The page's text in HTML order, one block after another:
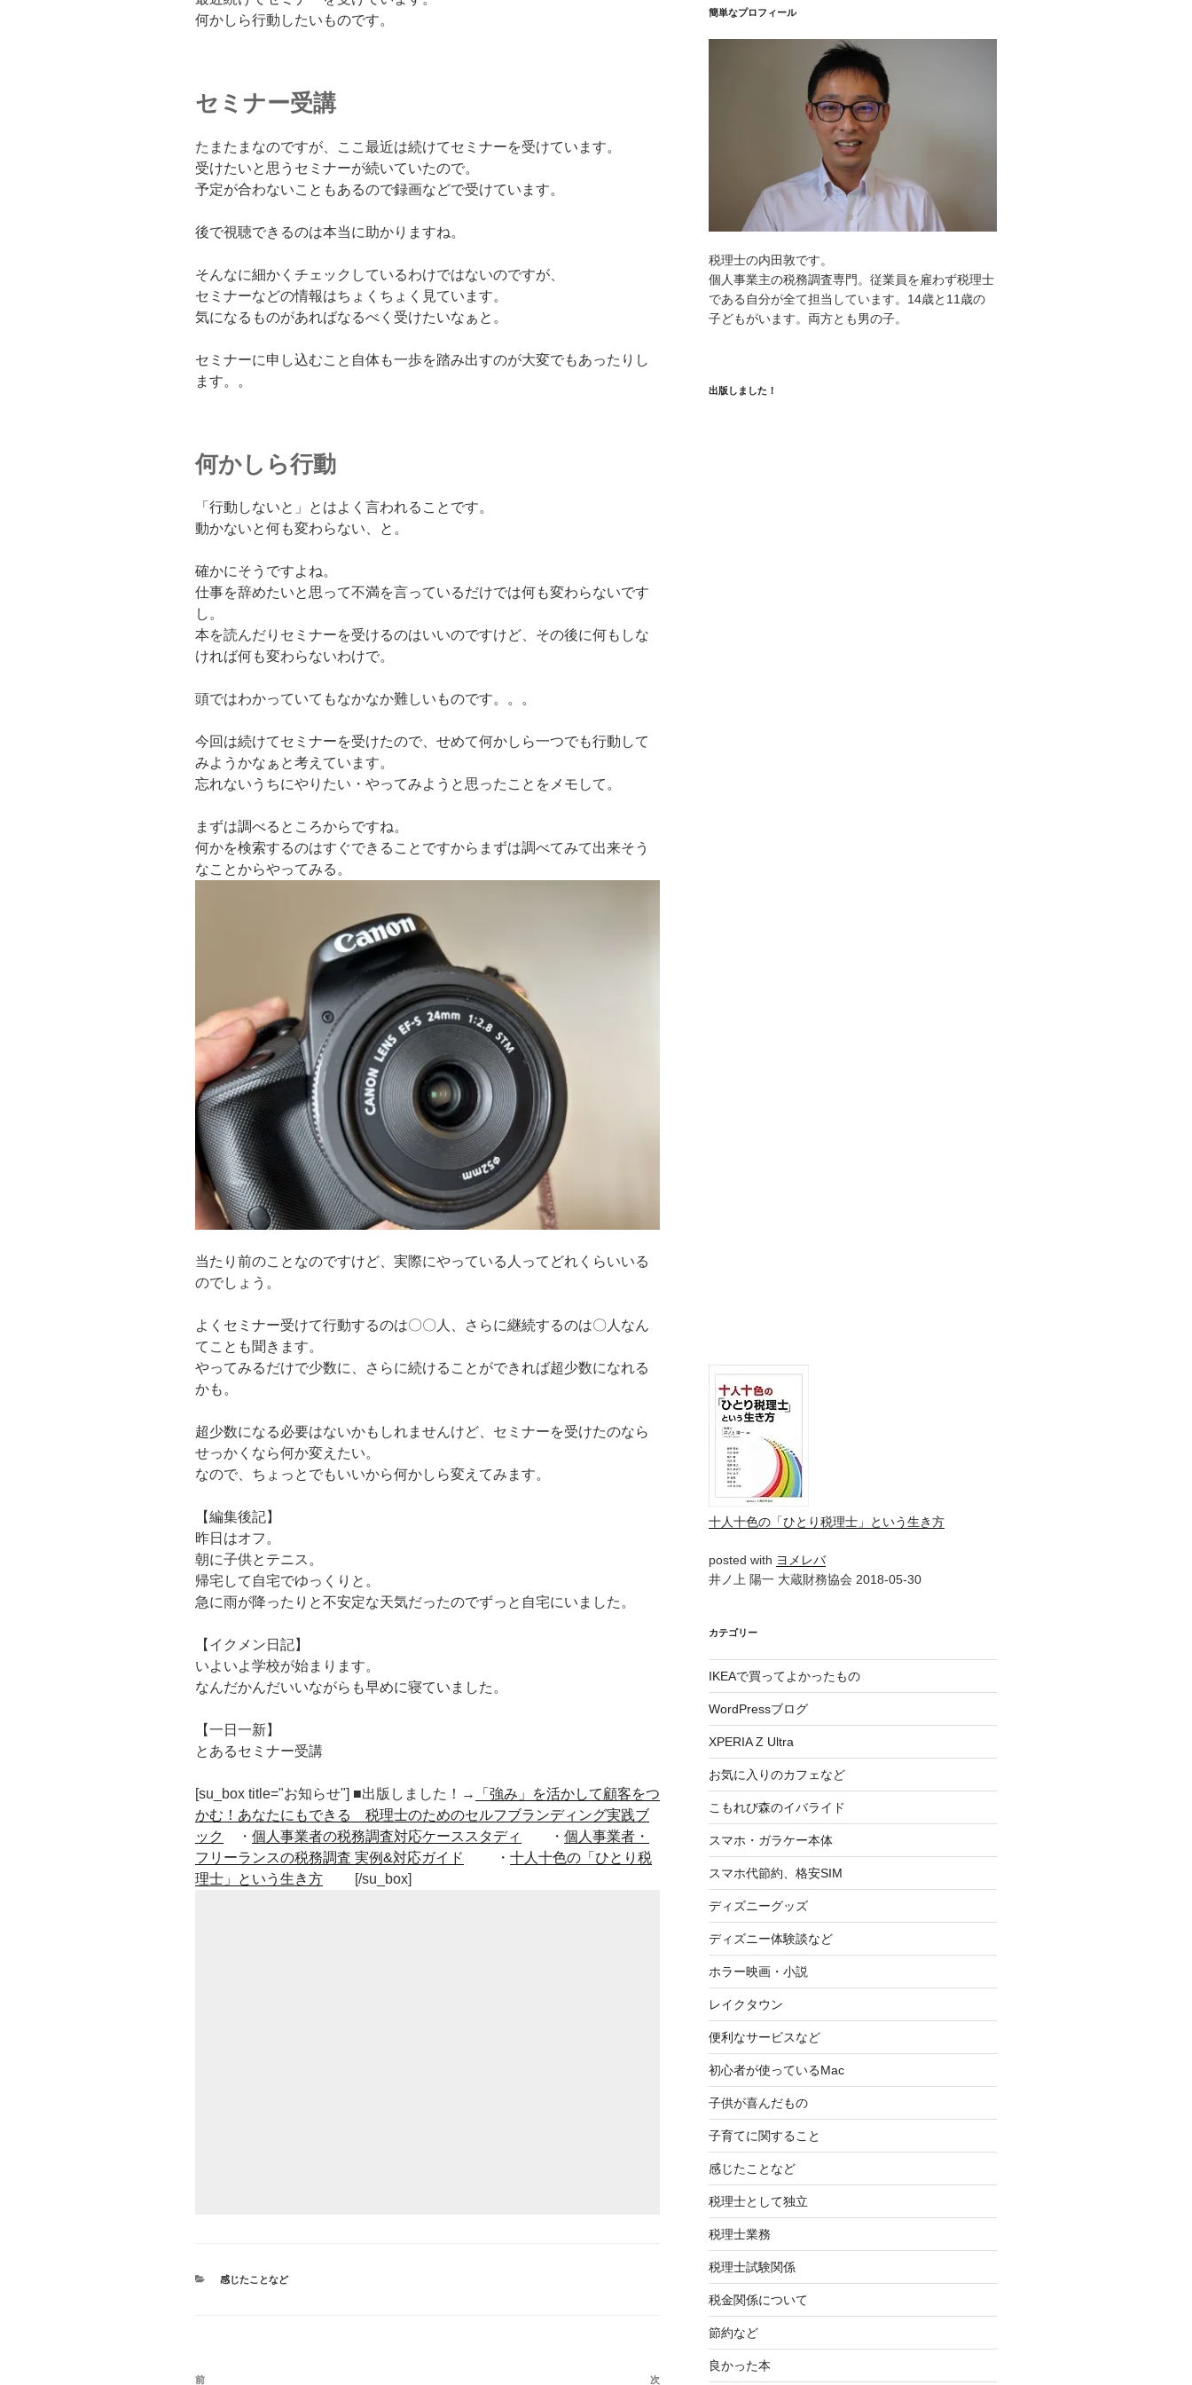
何かしら行動したいものです。
セミナー受講
たまたまなのですが、ここ最近は続けてセミナーを受けています。
受けたいと思うセミナーが続いていたので。
予定が合わないこともあるので録画などで受けています。
後で視聴できるのは本当に助かりますね。
そんなに細かくチェックしているわけではないのですが、
セミナーなどの情報はちょくちょく見ています。
気になるものがあればなるべく受けたいなぁと。
セミナーに申し込むこと自体も一歩を踏み出すのが大変でもあったりし
ます。。
何かしら行動
「行動しないと」とはよく言われることです。
動かないと何も変わらない、と。
確かにそうですよね。
仕事を辞めたいと思って不満を言っているだけでは何も変わらないです
し。
本を読んだりセミナーを受けるのはいいのですけど、その後に何もしな
ければ何も変わらないわけで。
頭ではわかっていてもなかなか難しいものです。。。
今回は続けてセミナーを受けたので、せめて何かしら一つでも行動して
みようかなぁと考えています。
忘れないうちにやりたい・やってみようと思ったことをメモして。
まずは調べるところからですね。
何かを検索するのはすぐできることですからまずは調べてみて出来そう
なことからやってみる。
当たり前のことなのですけど、実際にやっている人ってどれくらいいる
のでしょう。
よくセミナー受けて行動するのは〇〇人、さらに継続するのは〇人なん
てことも聞きます。
やってみるだけで少数に、さらに続けることができれば超少数になれる
かも。
超少数になる必要はないかもしれませんけど、セミナーを受けたのなら
せっかくなら何か変えたい。
なので、ちょっとでもいいから何かしら変えてみます。
【編集後記】
昨日はオフ。
朝に子供とテニス。
帰宅して自宅でゆっくりと。
急に雨が降ったりと不安定な天気だったのでずっと自宅にいました。
【イクメン日記】
いよいよ学校が始まります。
なんだかんだいいながらも早めに寝ていました。
【一日一新】
とあるセミナー受講
[su_box title="お知らせ"] ■出版しました！→
「強み」を活かして顧客をつ
かむ！あなたにもできる 税理士のためのセルフブランディング実践ブ
ック
・ 個人事業者の税務調査対応ケーススタディ ・ 個人事業者・
フリーランスの税務調査 実例&対応ガイド
・ 十人十色の「ひとり税
理士」という生き方 [/su_box]
カ
感じたことなど
投
前
前 次
次
簡単なプロフィール
税理士の内田敦です。
個人事業主の税務調査専門。従業員を雇わず税理士
である自分が全て担当しています。14歳と11歳の
子どもがいます。両方とも男の子。
出版しました！
十人十色の「ひとり税理士」という生き方
posted with ヨメレバ
井ノ上 陽一 大蔵財務協会 2018-05-30
カテゴリー
IKEAで買ってよかったもの
WordPressブログ
XPERIA Z Ultra
お気に入りのカフェなど
こもれび森のイバライド
スマホ・ガラケー本体
スマホ代節約、格安SIM
ディズニーグッズ
ディズニー体験談など
ホラー映画・小説
レイクタウン
便利なサービスなど
初心者が使っているMac
子供が喜んだもの
子育てに関すること
感じたことなど
税理士として独立
税理士業務
税理士試験関係
税金関係について
節約など
良かった本